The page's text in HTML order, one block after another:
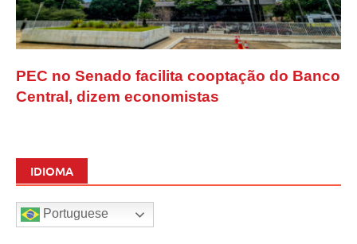
PEC no Senado facilita cooptação do Banco
Central, dizem economistas
IDIOMA
Portuguese